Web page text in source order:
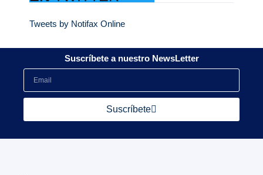
Tweets by Notifax Online
Suscríbete a nuestro NewsLetter
Suscríbete